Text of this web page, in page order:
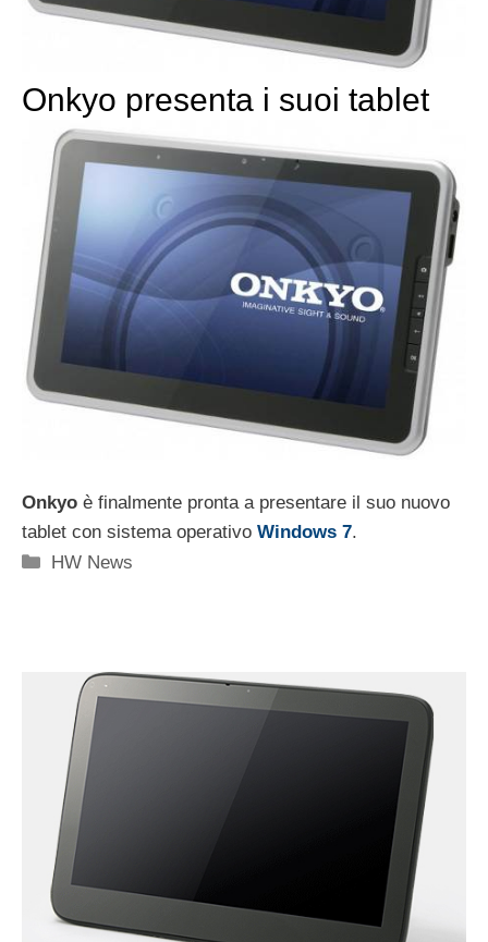
Onkyo presenta i suoi tablet
Onkyo è finalmente pronta a presentare il suo nuovo
tablet con sistema operativo Windows 7.
Categorie
HW News